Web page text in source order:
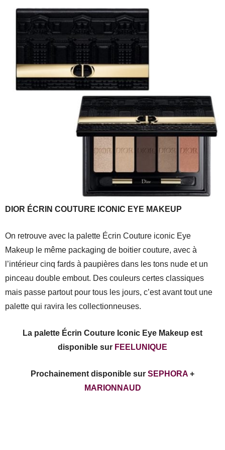
DIOR ÉCRIN COUTURE ICONIC EYE MAKEUP
On retrouve avec la palette Écrin Couture iconic Eye
Makeup le même packaging de boitier couture, avec à
l’intérieur cinq fards à paupières dans les tons nude et un
pinceau double embout. Des couleurs certes classiques
mais passe partout pour tous les jours, c’est avant tout une
palette qui ravira les collectionneuses.
La palette Écrin Couture Iconic Eye Makeup est
disponible sur FEELUNIQUE
Prochainement disponible sur SEPHORA +
MARIONNAUD